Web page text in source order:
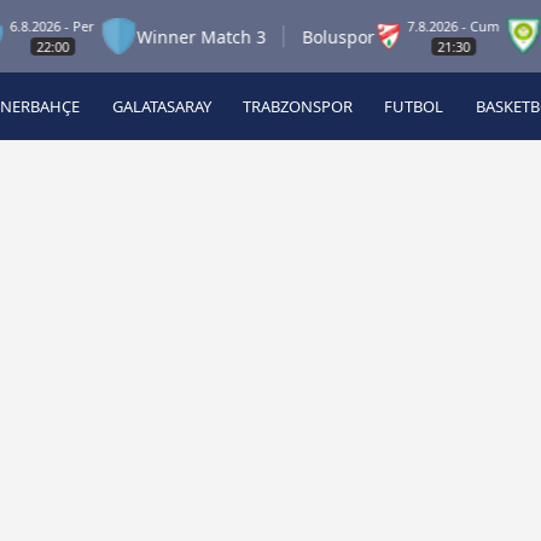
- Per
Winner Match 3 Boluspor
7.8.2026 - Cum
21:30
Beşiktaş
A
GALATASARAY TRABZONSPOR FUTBOL